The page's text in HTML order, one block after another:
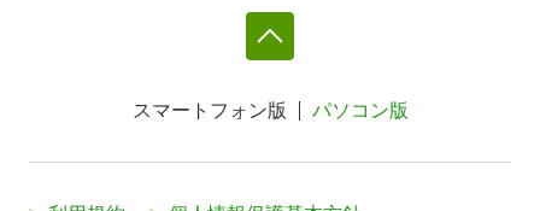
スマートフォン版 パソコン版